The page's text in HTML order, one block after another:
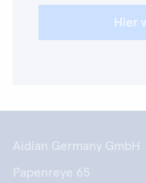
Hier
Aidian Germany GmbH
Papenreye 65